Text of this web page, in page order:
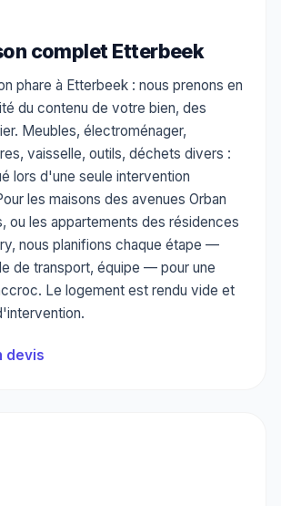
complet Etterbeek
phare à Etterbeek : nous prenons en
du contenu de votre bien, des
Meubles, électroménager,
vaisselle, outils, déchets divers :
lors d'une seule intervention
les maisons des avenues Orban
ou les appartements des résidences
nous planifions chaque étape —
de transport, équipe — pour une
Le logement est rendu vide et
devis